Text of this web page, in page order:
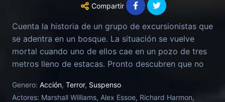
Compartir
Cuenta la historia de un grupo de excursionistas que
se adentra en un bosque. La situación se vuelve
mortal cuando uno de ellos cae en un pozo de tres
metros lleno de estacas. Pronto descubren que no
cazando
Genero: Acción, Terror, Suspenso
Actores: Marshall Williams, Alex Essoe, Richard Harmon,